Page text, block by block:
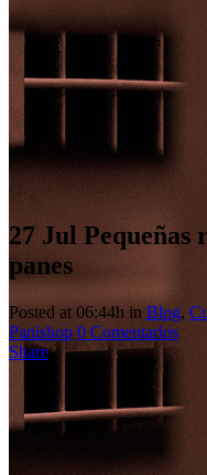
27 Jul Pequeñas
panes
Posted at 06:44h in Blog,
Panishop 0 Comentarios
Share